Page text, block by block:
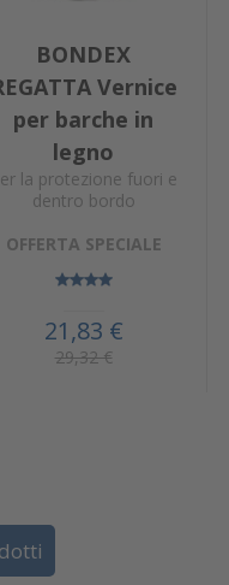
BONDEX
Vernice
per barche in
legno
la protezione fuori e
dentro bordo
OFFERTA SPECIALE
21,83 €
29,32 €